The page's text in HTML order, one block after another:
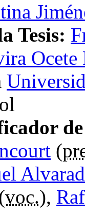
Tesis:
Ocete
de
(
voc.),